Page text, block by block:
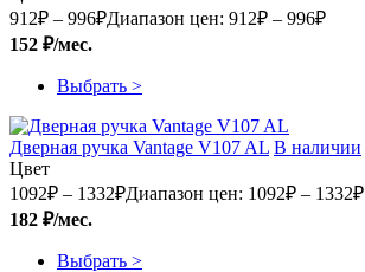
912₽ – 996₽Диапазон цен: 912₽ – 996₽
152 ₽/мес.
Выбрать >
Дверная ручка Vantage V107 AL В наличии
Цвет
1092₽ – 1332₽Диапазон цен: 1092₽ – 1332₽
182 ₽/мес.
Выбрать >